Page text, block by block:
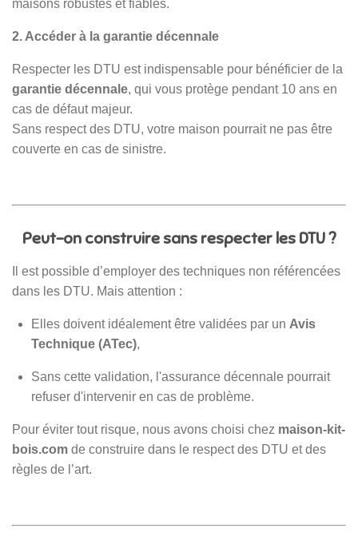
maisons robustes et fiables.
2. Accéder à la garantie décennale
Respecter les DTU est indispensable pour bénéficier de la
garantie décennale, qui vous protège pendant 10 ans en
cas de défaut majeur.
Sans respect des DTU, votre maison pourrait ne pas être
couverte en cas de sinistre.
Peut-on construire sans respecter les DTU ?
Il est possible d’employer des techniques non référencées
dans les DTU. Mais attention :
Elles doivent idéalement être validées par un Avis
Technique (ATec),
Sans cette validation, l'assurance décennale pourrait
refuser d'intervenir en cas de problème.
Pour éviter tout risque, nous avons choisi chez maison-kit-
bois.com de construire dans le respect des DTU et des
règles de l’art.